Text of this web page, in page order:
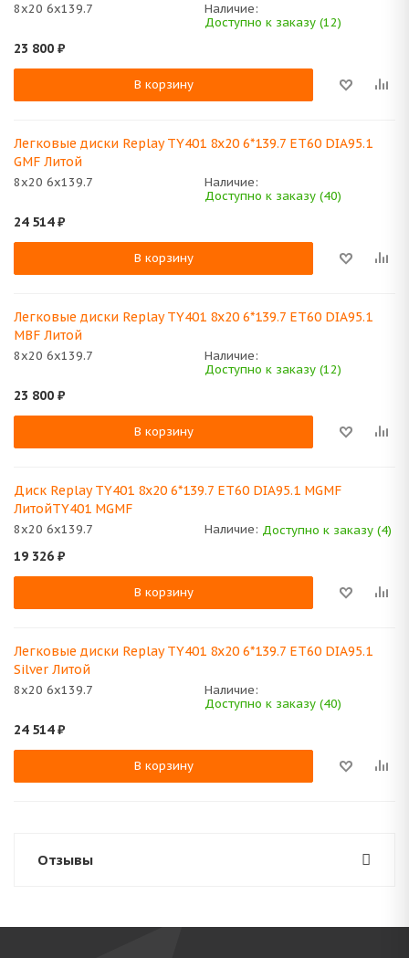
8x20 6x139.7
Наличие:
Доступно к заказу (12)
23 800 ₽
В корзину
Легковые диски Replay TY401 8x20 6*139.7 ET60 DIA95.1
GMF Литой
8x20 6x139.7
Наличие:
Доступно к заказу (40)
24 514₽
В корзину
Легковые диски Replay TY401 8x20 6*139.7 ET60 DIA95.1
MBF Литой
8x20 6x139.7
Наличие:
Доступно к заказу (12)
23 800 ₽
В корзину
Диск Replay TY401 8x20 6*139.7 ET60 DIA95.1 MGMF
ЛитойTY401 MGMF
8x20 6x139.7 Наличие: Доступно к заказу (4)
19 326 ₽
В корзину
Легковые диски Replay TY401 8x20 6*139.7 ET60 DIA95.1
Silver Литой
8x20 6x139.7
Наличие:
Доступно к заказу (40)
24 514₽
В корзину
Отзывы